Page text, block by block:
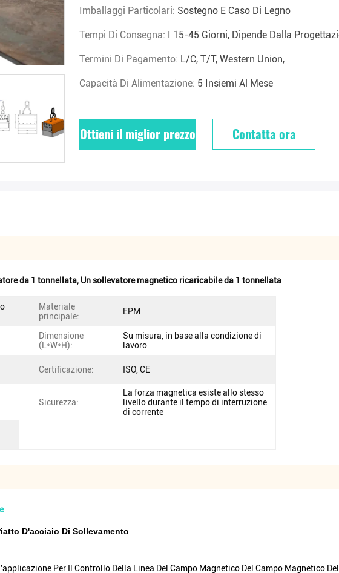
Imballaggi Particolari: Sostegno E Caso Di Legno
Tempi Di Consegna: I 15-45 Giorni, Dipende Dalla
Termini Di Pagamento: L/C, T/T, Western Union,
Capacità Di Alimentazione: 5 Insiemi Al Mese
Ottieni il miglior prezzo Contatta ora
da 1 tonnellata, Un sollevatore magnetico ricaricabile da 1 tonnellata
Materiale
principale:
EPM
Dimensione
(L*W*H):
Su misura, in base alla condizione di
lavoro
Certificazione: ISO, CE
Sicurezza:
La forza magnetica esiste allo stesso
livello durante il tempo di interruzione
di corrente
D'acciaio Di Sollevamento
Per Il Controllo Della Linea Del Campo Magnetico Del Campo Magnetico